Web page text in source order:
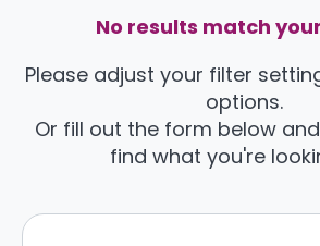
No results match
Please adjust your filter
options.
Or fill out the form below
find what you're